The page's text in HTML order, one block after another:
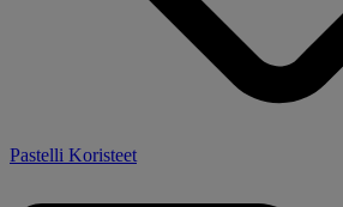
Pastelli Koristeet